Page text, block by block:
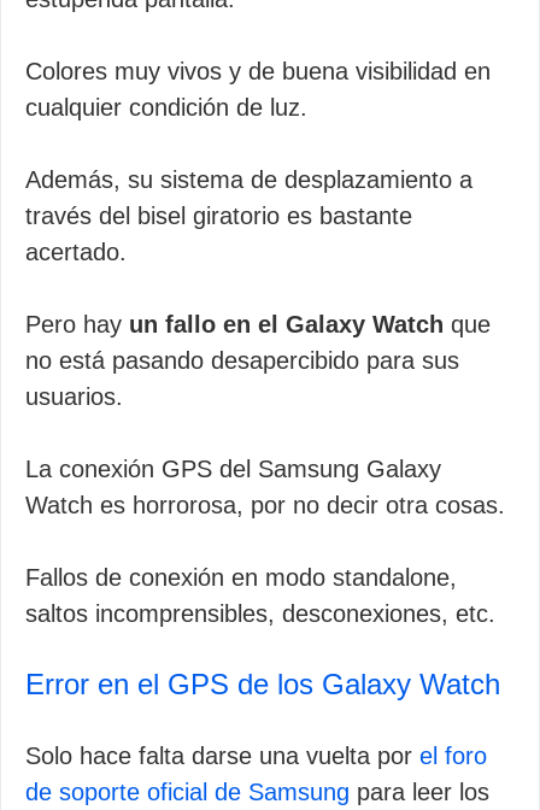
Colores muy vivos y de buena visibilidad en
cualquier condición de luz.
Además, su sistema de desplazamiento a
través del bisel giratorio es bastante
acertado.
Pero hay un fallo en el Galaxy Watch que
no está pasando desapercibido para sus
usuarios.
La conexión GPS del Samsung Galaxy
Watch es horrorosa, por no decir otra cosas.
Fallos de conexión en modo standalone,
saltos incomprensibles, desconexiones, etc.
Error en el GPS de los Galaxy Watch
Solo hace falta darse una vuelta por el foro
de soporte oficial de Samsung para leer los